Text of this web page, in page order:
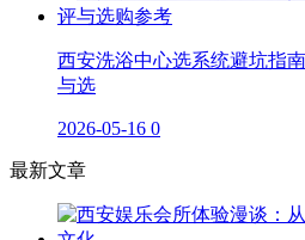
西安洗浴中心选系统避坑指
与选
2026-05-16 0
最新文章